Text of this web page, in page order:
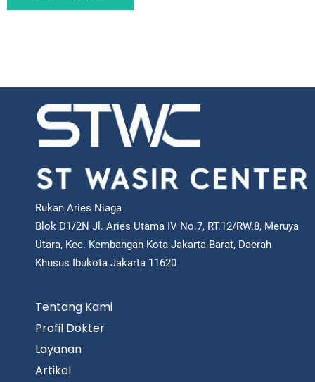
Rukan Aries Niaga
Blok D1/2N Jl. Aries Utama IV No.7, RT.12/RW.8, Meruya
Utara, Kec. Kembangan Kota Jakarta Barat, Daerah
Khusus Ibukota Jakarta 11620
Tentang Kami
Profil Dokter
Layanan
Artikel